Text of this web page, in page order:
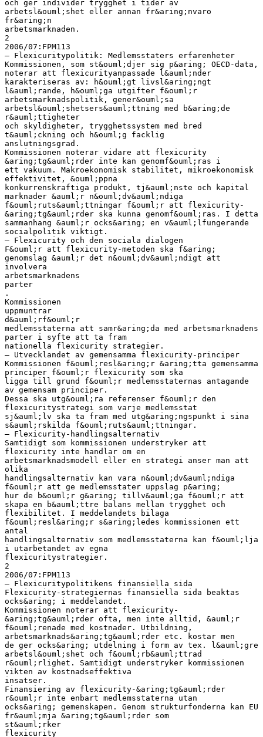
och ger individer trygghet i tider av
arbetsl&ouml;shet eller annan fr&aring;nvaro
fr&aring;n
arbetsmarknaden.
2
2006/07:FPM113
– Flexicuritypolitik: Medlemsstaters erfarenheter
Kommissionen, som st&ouml;djer sig p&aring; OECD-data,
noterar att flexicurityanpassade l&auml;nder
karakteriseras av: h&ouml;gt livsl&aring;ngt
l&auml;rande, h&ouml;ga utgifter f&ouml;r
arbetsmarknadspolitik, gener&ouml;sa
arbetsl&ouml;shetsers&auml;ttning med b&aring;de
r&auml;ttigheter
och skyldigheter, trygghetssystem med bred
t&auml;ckning och h&ouml;g facklig
anslutningsgrad.
Kommissionen noterar vidare att flexicurity
&aring;tg&auml;rder inte kan genomf&ouml;ras i
ett vakuum. Makroekonomisk stabilitet, mikroekonomisk
effektivitet, &ouml;ppna
konkurrenskraftiga produkt, tj&auml;nste och kapital
marknader &auml;r n&ouml;dv&auml;ndiga
f&ouml;ruts&auml;ttningar f&ouml;r att flexicurity-
&aring;tg&auml;rder ska kunna genomf&ouml;ras. I detta
sammanhang &auml;r ocks&aring; en v&auml;lfungerande
socialpolitik viktigt.
– Flexicurity och den sociala dialogen
F&ouml;r att flexicurity-metoden ska f&aring;
genomslag &auml;r det n&ouml;dv&auml;ndigt att
involvera
arbetsmarknadens
parter
.
Kommissionen
uppmuntrar
d&auml;rf&ouml;r
medlemsstaterna att samr&aring;da med arbetsmarknadens
parter i syfte att ta fram
nationella flexicurity strategier.
– Utvecklandet av gemensamma flexicurity-principer
Kommissionen f&ouml;resl&aring;r &aring;tta gemensamma
principer f&ouml;r flexicurity som ska
ligga till grund f&ouml;r medlemsstaternas antagande
av gemensam principer.
Dessa ska utg&ouml;ra referenser f&ouml;r den
flexicuritystrategi som varje medlemsstat
sj&auml;lv ska ta fram med utg&aring;ngspunkt i sina
s&auml;rskilda f&ouml;ruts&auml;ttningar.
– Flexicurity-handlingsalternativ
Samtidigt som kommissionen understryker att
flexicurity inte handlar om en
arbetsmarknadsmodell eller en strategi anser man att
olika
handlingsalternativ kan vara n&ouml;dv&auml;ndiga
f&ouml;r att ge medlemsstater uppslag p&aring;
hur de b&ouml;r g&aring; tillv&auml;ga f&ouml;r att
skapa en b&auml;ttre balans mellan trygghet och
flexibilitet. I meddelandets bilaga
f&ouml;resl&aring;r s&aring;ledes kommissionen ett
antal
handlingsalternativ som medlemsstaterna kan f&ouml;lja
i utarbetandet av egna
flexicuritystrategier.
2
2006/07:FPM113
– Flexicuritypolitikens finansiella sida
Flexicurity-strategiernas finansiella sida beaktas
ocks&aring; i meddelandet.
Kommissionen noterar att flexicurity-
&aring;tg&auml;rder ofta, men inte alltid, &auml;r
f&ouml;renade med kostnader. Utbildning,
arbetsmarknads&aring;tg&auml;rder etc. kostar men
de ger ocks&aring; utdelning i form av tex. l&auml;gre
arbetsl&ouml;shet och f&ouml;rb&auml;ttrad
r&ouml;rlighet. Samtidigt understryker kommissionen
vikten av kostnadseffektiva
insatser.
Finansiering av flexicurity-&aring;tg&auml;rder
r&ouml;r inte enbart medlemsstaterna utan
ocks&aring; gemenskapen. Genom strukturfonderna kan EU
fr&auml;mja &aring;tg&auml;rder som
st&auml;rker
flexicurity